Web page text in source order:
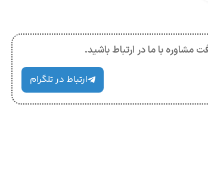
مشاوره با ما در ارتباط باشید.
ارتباط در تلگرام